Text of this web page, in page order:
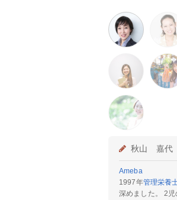
秋山 嘉代
Ameba
1997年管理栄養
深めました。 2